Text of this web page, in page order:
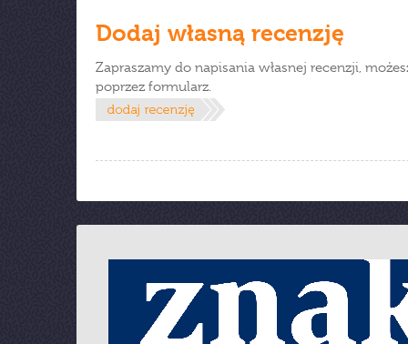
Dodaj własną recenzję
Zapraszamy do napisania własnej recenzji,
poprzez formularz.